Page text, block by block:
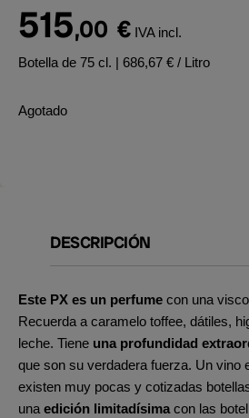
515,00 € IVA incl.
Botella de 75 cl. | 686,67 € / Litro
Agotado
DESCRIPCIÓN
Este PX es un perfume con una
Recuerda a caramelo toffee, dátiles,
leche. Tiene una profundidad
que son su verdadera fuerza. Un vino
existen muy pocas y cotizadas
una edición limitadísima con las